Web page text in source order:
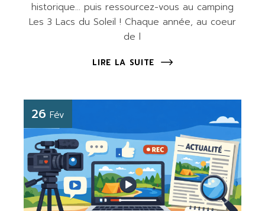
historique… puis ressourcez-vous au camping
Les 3 Lacs du Soleil ! Chaque année, au coeur
de l
LIRE LA SUITE
26 Fév